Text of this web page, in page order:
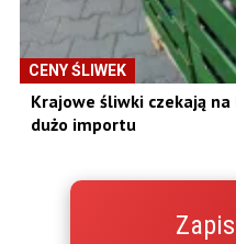
CENY ŚLIWEK
Krajowe śliwki czekają
dużo importu